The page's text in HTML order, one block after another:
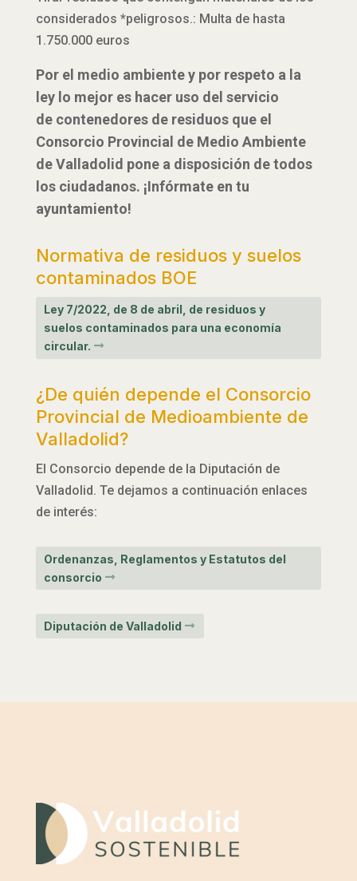
considerados *peligrosos.: Multa de hasta
1.750.000 euros
Por el medio ambiente y por respeto a la
ley lo mejor es hacer uso del servicio
de contenedores de residuos que el
Consorcio Provincial de Medio Ambiente
de Valladolid pone a disposición de todos
los ciudadanos. ¡Infórmate en tu
ayuntamiento!
Normativa de residuos y suelos
contaminados BOE
Ley 7/2022, de 8 de abril, de residuos y
suelos contaminados para una economía
circular.
¿De quién depende el Consorcio
Provincial de Medioambiente de
Valladolid?
El Consorcio depende de la Diputación de
Valladolid. Te dejamos a continuación enlaces
de interés:
Ordenanzas, Reglamentos y Estatutos del
consorcio
Diputación de Valladolid